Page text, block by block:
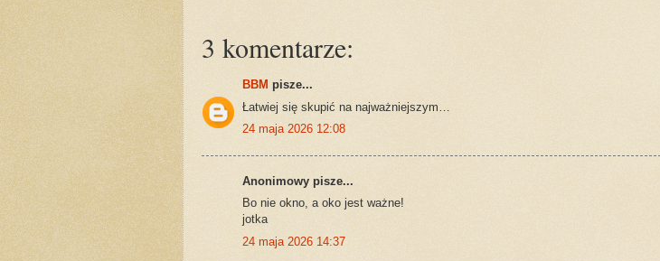
3 komentarze:
BBM pisze...
Łatwiej się skupić na najważniejszym…
24 maja 2026 12:08
Anonimowy pisze...
Bo nie okno, a oko jest ważne!
jotka
24 maja 2026 14:37